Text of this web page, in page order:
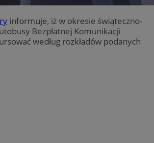
informuje, iż w okresie świąteczno-
Bezpłatnej Komunikacji
według rozkładów podanych